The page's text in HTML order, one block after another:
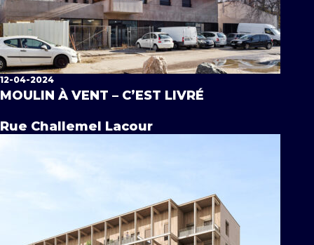
12-04-2024
MOULIN À VENT – C’EST LIVRÉ
Rue Challemel Lacour